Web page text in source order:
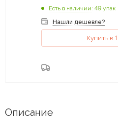
Есть в наличии: 49 упак
Нашли дешевле?
Купить в
Описание